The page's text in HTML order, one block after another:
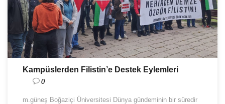
Kampüslerden Filistin’e Destek Eylemleri
0
m.güneş Boğaziçi Üniversitesi Dünya gündeminin bir süredir